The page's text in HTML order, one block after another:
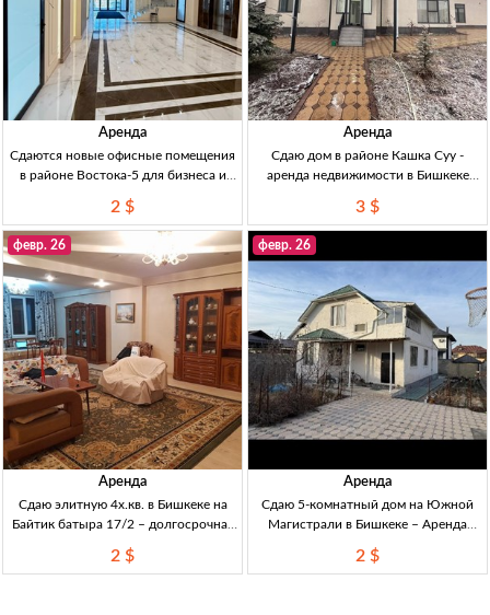
Аренда
Сдаются новые офисные помещения
в районе Востока-5 для бизнеса и
БЦ «Авента», 1800 USD.
2 $
Аренда
Сдаю дом в районе Кашка Суу -
аренда недвижимости в Бишкеке
с/узла, баня, Кашка Суу, 2500$.
3 $
февр. 26
Аренда
Сдаю элитную 4х.кв. в Бишкеке на
Байтик батыра 17/2 – долгосрочная
Байтик батыра 17/2, 3 спальни, 3
2 $
февр. 26
Аренда
Сдаю 5-комнатный дом на Южной
Магистрали в Бишкеке – Аренда
дом на Ю.Магистрали, всё есть.
2 $